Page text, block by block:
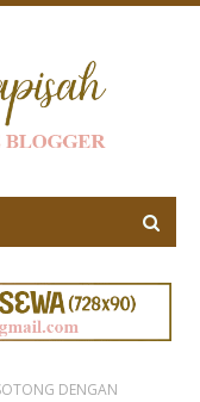
DENGAN